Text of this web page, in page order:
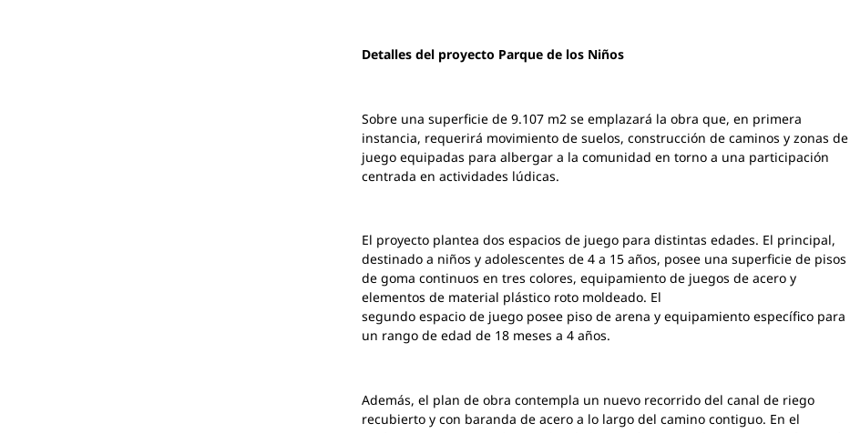
Detalles del proyecto Parque de los Niños
Sobre una superficie de 9.107 m2 se emplazará la obra que, en primera
instancia, requerirá movimiento de suelos, construcción de caminos y zonas de
juego equipadas para albergar a la comunidad en torno a una participación
centrada en actividades lúdicas.
El proyecto plantea dos espacios de juego para distintas edades. El principal,
destinado a niños y adolescentes de 4 a 15 años, posee una superficie de pisos
de goma continuos en tres colores, equipamiento de juegos de acero y
elementos de material plástico roto moldeado. El
segundo espacio de juego posee piso de arena y equipamiento específico para
un rango de edad de 18 meses a 4 años.
Además, el plan de obra contempla un nuevo recorrido del canal de riego
recubierto y con baranda de acero a lo largo del camino contiguo. En el